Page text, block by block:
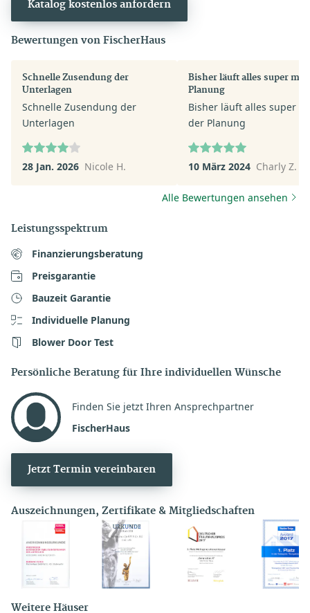
Katalog kostenlos anfordern
Bewertungen von FischerHaus
Schnelle Zusendung der
Unterlagen
Schnelle Zusendung der
Unterlagen
28 Jan. 2026 Nicole H.
Bisher läuft alles super mit
Planung
Bisher läuft alles super
der Planung
10 März 2024 Charly Z.
Alle Bewertungen ansehen
Leistungsspektrum
Finanzierungsberatung
Preisgarantie
Bauzeit Garantie
Individuelle Planung
Blower Door Test
Persönliche Beratung für Ihre individuellen Wünsche
Finden Sie jetzt Ihren Ansprechpartner
FischerHaus
Jetzt Termin vereinbaren
Auszeichnungen, Zertifikate & Mitgliedschaften
Weitere Häuser